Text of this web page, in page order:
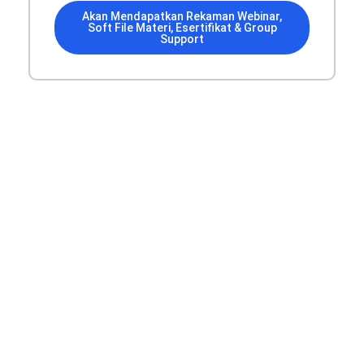
Akan Mendapatkan Rekaman Webinar,
Soft File Materi, Esertifikat & Group
Support